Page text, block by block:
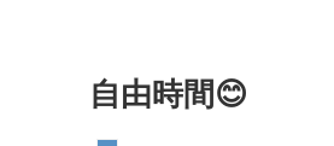
自由時間😊